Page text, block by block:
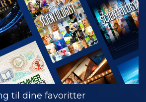
SERIEN
til dine favoritter